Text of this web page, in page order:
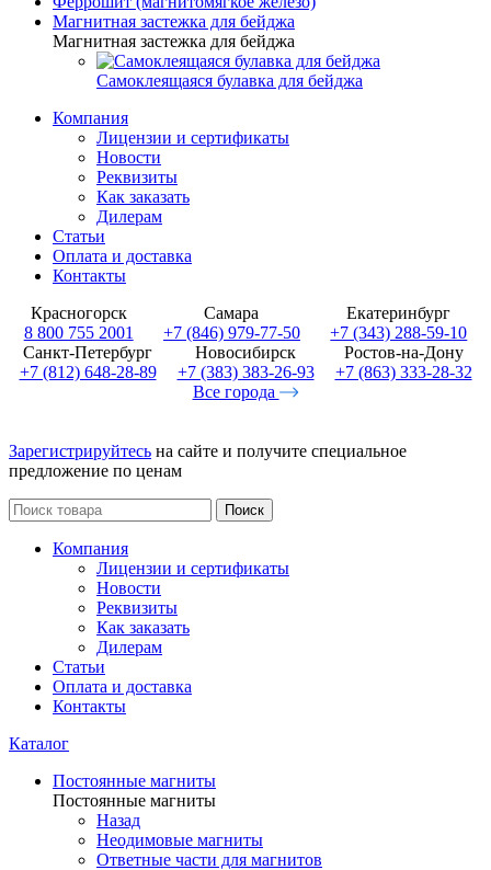
Магнитная застежка для бейджа
Магнитная застежка для бейджа
Самоклеящаяся булавка для бейджа
Компания
Лицензии и сертификаты
Новости
Реквизиты
Как заказать
Дилерам
Статьи
Оплата и доставка
Контакты
Красногорск
8 800 755 2001
Самара
+7 (846) 979-77-50
Екатеринбург
+7 (343) 288-59-10
Санкт-Петербург
+7 (812) 648-28-89
Новосибирск
+7 (383) 383-26-93
Ростов-на-Дону
+7 (863) 333-28-32
Все города
Зарегистрируйтесь на сайте и получите специальное
предложение по ценам
Поиск
Компания
Лицензии и сертификаты
Новости
Реквизиты
Как заказать
Дилерам
Статьи
Оплата и доставка
Контакты
Каталог
Постоянные магниты
Постоянные магниты
Назад
Неодимовые магниты
Ответные части для магнитов